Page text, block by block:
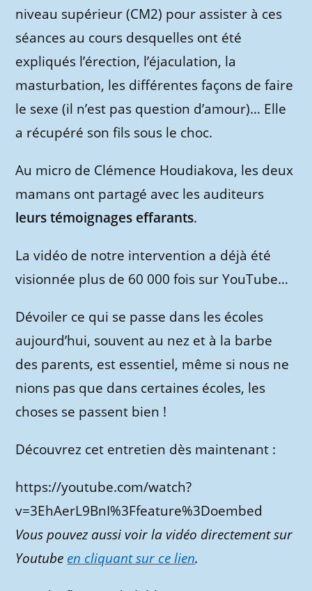
niveau supérieur (CM2) pour assister à ces
séances au cours desquelles ont été
expliqués l’érection, l’éjaculation, la
masturbation, les différentes façons de faire
le sexe (il n’est pas question d’amour)… Elle
a récupéré son fils sous le choc.
Au micro de Clémence Houdiakova, les deux
mamans ont partagé avec les auditeurs
leurs témoignages effarants.
La vidéo de notre intervention a déjà été
visionnée plus de 60 000 fois sur YouTube…
Dévoiler ce qui se passe dans les écoles
aujourd’hui, souvent au nez et à la barbe
des parents, est essentiel, même si nous ne
nions pas que dans certaines écoles, les
choses se passent bien !
Découvrez cet entretien dès maintenant :
https://youtube.com/watch?
v=3EhAerL9BnI%3Ffeature%3Doembed
Vous pouvez aussi voir la vidéo directement sur
Youtube en cliquant sur ce lien.